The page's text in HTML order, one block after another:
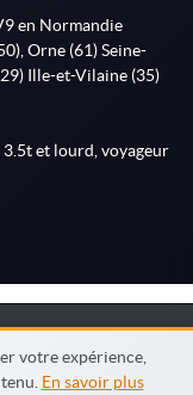
votre expérience,
En savoir plus
en Normandie
Orne (61) Seine-
Ille-et-Vilaine (35)
et lourd, voyageur